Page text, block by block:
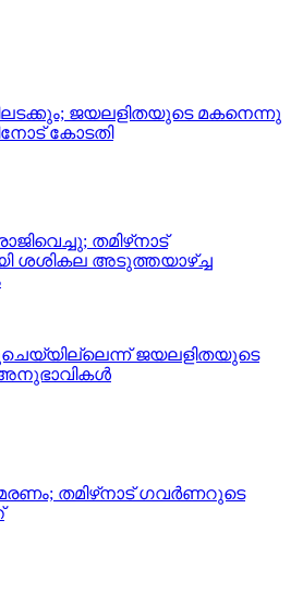
ജയലളിതയുടെ മകനെന്നു
കോടതി
തമിഴ്‌നാട്
ജയലളിതയുടെ
ആവശ്യം